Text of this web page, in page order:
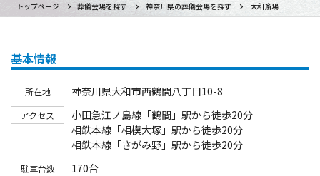
トップページ 葬儀会場を探す 神奈川県の葬儀会場を探す 大和斎場
基本情報
所在地 神奈川県大和市西鶴間八丁目10-8
アクセス
小田急江ノ島線「鶴間」駅から徒歩20分
相鉄本線「相模大塚」駅から徒歩20分
相鉄本線「さがみ野」駅から徒歩20分
駐車台数 170台